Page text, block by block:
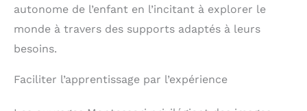
autonome de l’enfant en l’incitant à explorer le
monde à travers des supports adaptés à leurs
besoins.
Faciliter l’apprentissage par l’expérience